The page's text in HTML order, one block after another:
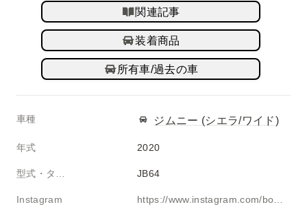
関連記事
装着商品
所有車/過去の車
車種 ジムニー (シエラ/ワイド)
年式 2020
JB64
Instagram